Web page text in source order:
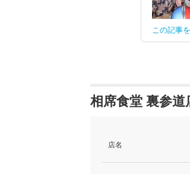
この記事
相席食堂 裏参道
店名